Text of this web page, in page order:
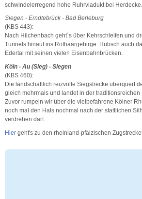
schwindelerregend hohe Ruhrviadukt bei Herdecke.
Siegen - Erndtebrück - Bad Berleburg
(KBS 443):
Nach Hilchenbach geht´s über Kehrschleifen und
Tunnels hinauf ins Rothaargebirge. Hübsch auch
Edertal mit seinen vielen Eisenbahnbrücken.
Köln - Au (Sieg) - Siegen
(KBS 460):
Die landschaftlich reizvolle Siegstrecke überquert
gleich mehrmals und landet in der traditionsreichen
Zuvor rumpeln wir über die vielbefahrene Kölner
noch mal den Hals nochmal nach der stattlichen
verdrehen darf.
Hier geht's zu den rheinland-pfälzischen